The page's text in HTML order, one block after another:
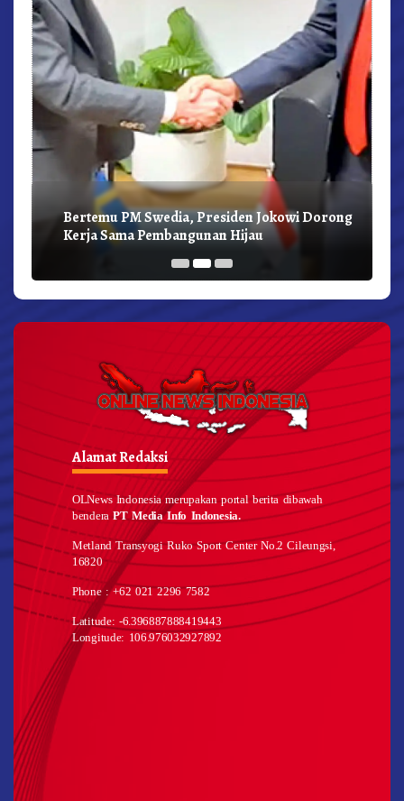
Bertemu PM Swedia, Presiden Jokowi Dorong
Kerja Sama Pembangunan Hijau
Alamat Redaksi
OLNews Indonesia merupakan portal berita dibawah
benderaPT Media Info Indonesia.
Metland Transyogi Ruko Sport Center No.2 Cileungsi,
16820
Phone : +62 021 2296 7582
Latitude: -6.396887888419443
Longitude: 106.976032927892